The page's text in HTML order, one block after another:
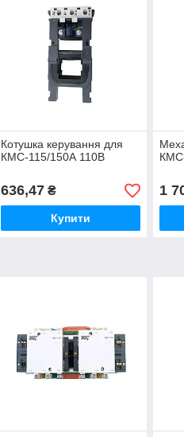
Котушка керування для
КМС-115/150А 110В
636,47₴
Купити
1